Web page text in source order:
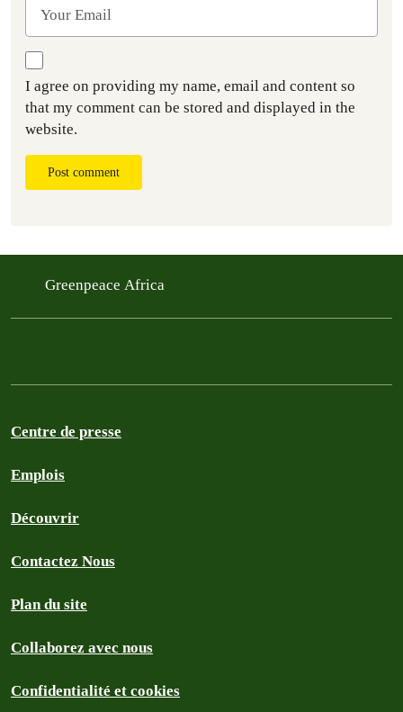
I agree on providing my name, email and content so
that my comment can be stored and displayed in the
website.
Post comment
Greenpeace Africa
Centre de presse
Emplois
Découvrir
Contactez Nous
Plan du site
Collaborez avec nous
Confidentialité et cookies